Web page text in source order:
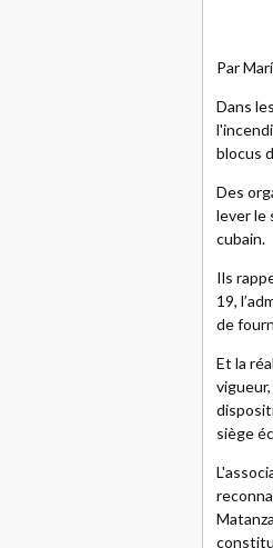
Par
Dans
blocus
Des
lever le
cubain.
Ils
19,
de
Et la
siège